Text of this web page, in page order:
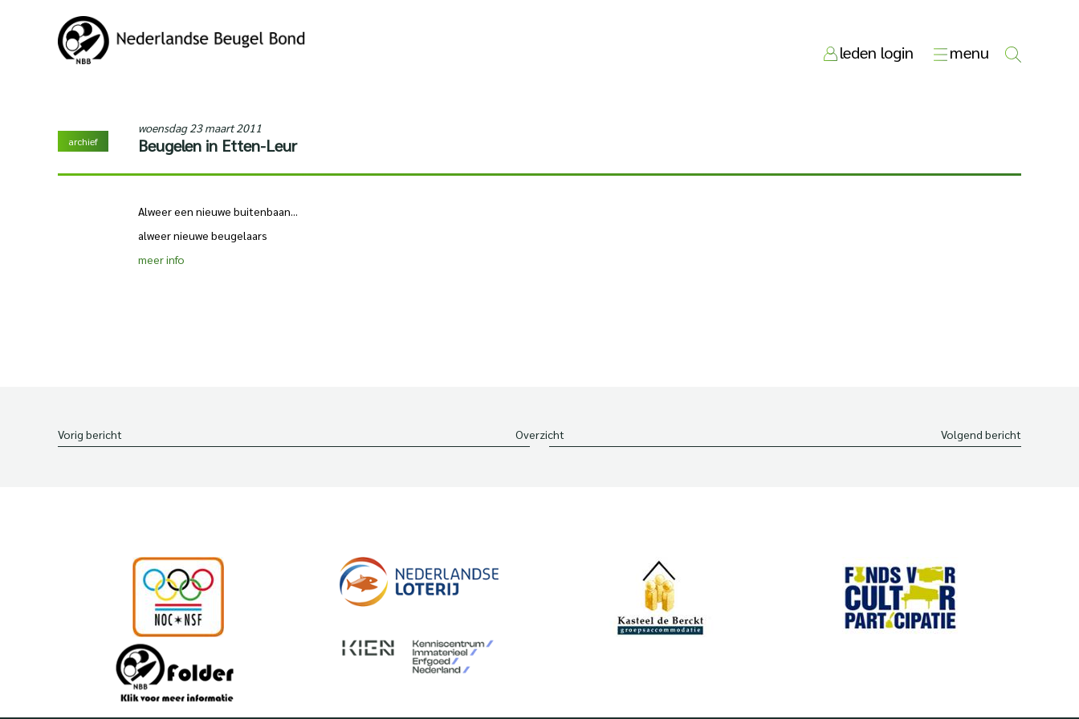
leden login menu
archief
woensdag 23 maart 2011
Beugelen in Etten-Leur
Alweer een nieuwe buitenbaan...
alweer nieuwe beugelaars
meer info
Vorig bericht Overzicht Volgend bericht